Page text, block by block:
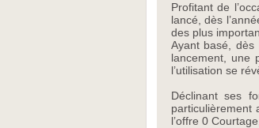
Profitant de
lancé, dès
des plus
Ayant basé,
lancement, une
l’utilisation se
Déclinant ses
particulièrement
l’offre 0